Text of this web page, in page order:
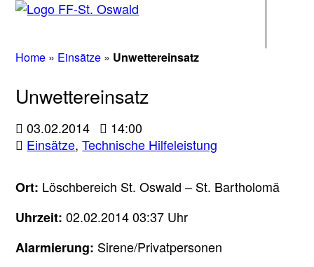
Home » Einsätze » Unwettereinsatz
Unwettereinsatz
03.02.2014
14:00
Einsätze,Technische Hilfeleistung
Ort: Löschbereich St. Oswald – St. Bartholomä
Uhrzeit: 02.02.2014 03:37 Uhr
Alarmierung: Sirene/Privatpersonen